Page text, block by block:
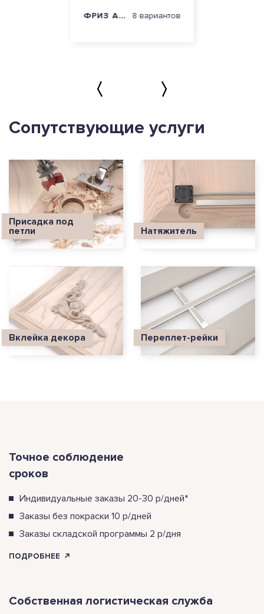
образцы при естественном освещении,
психофизиологическими особенностями
цветовосприятия.
ФРИЗ АФРОДИТА 8 вариантов
Сопутствующие услуги
Присадка под
петли
Натяжитель
Вклейка декора Переплет-рейки
Точное соблюдение
сроков
Индивидуальные заказы 20-30 р/дней*
Заказы без покраски 10 р/дней
Заказы складской программы 2 р/дня
ПОДРОБНЕЕ
Собственная логистическая служба